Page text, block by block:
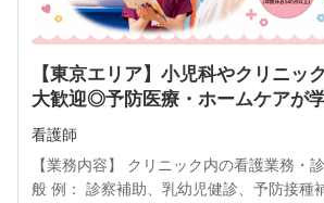
【東京エリア】小児科やクリニッ
大歓迎◎予防医療・ホームケアが
で健康を支える看護師に挑戦しま
看護師
【業務内容】 クリニック内の看護業務・
般 例： 診察補助、乳幼児健診、予防接種補助等 業務